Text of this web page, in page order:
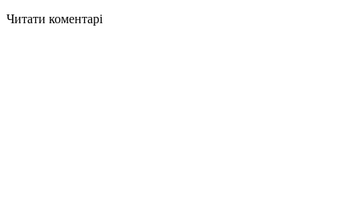
Читати коментарі